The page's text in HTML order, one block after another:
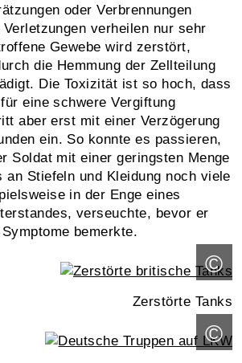
oder Verbrennungen
verheilen nur sehr
Gewebe wird zerstört,
die Hemmung der Zellteilung
Die Toxizität ist so hoch, dass
eine schwere Vergiftung
aber erst mit einer Verzögerung
ein. So konnte es passieren,
Soldat mit einer geringsten Menge
an Stiefeln und Kleidung noch viele
in der Enge eines
verseuchte, bevor er
bemerkte.
©
Zerstörte Tanks
©